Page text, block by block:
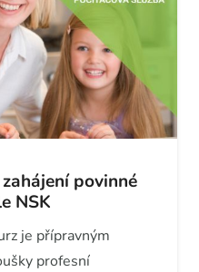
povinné
NSK
je přípravným
profesní